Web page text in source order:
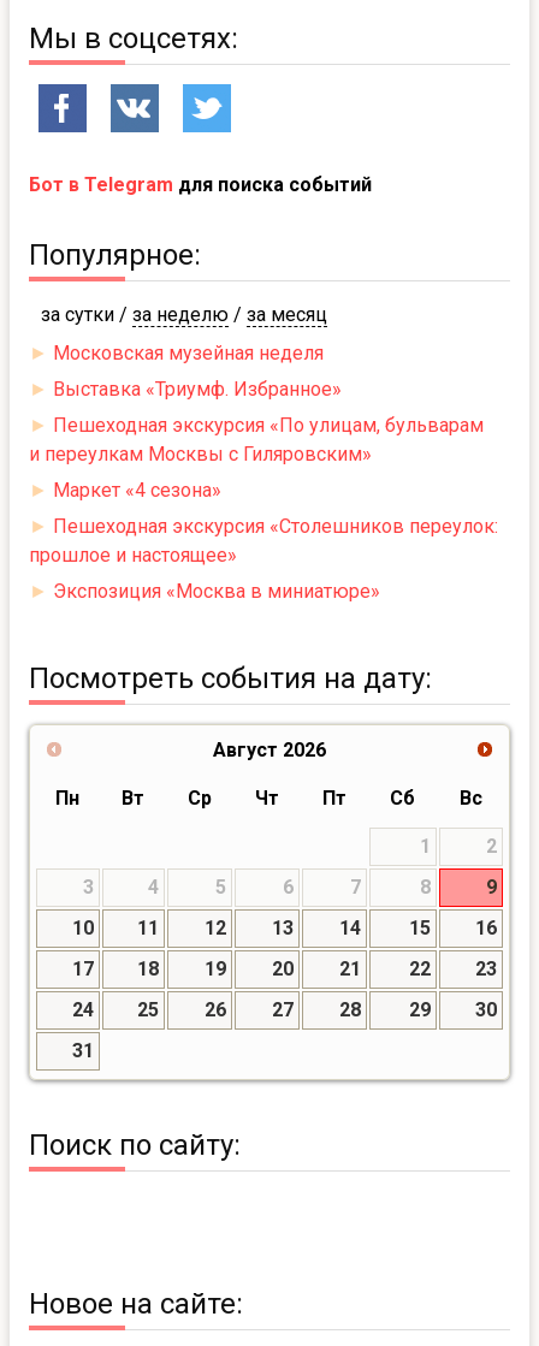
Мы в соцсетях:
Бот в Telegram для поиска событий
Популярное:
за сутки / за неделю / за месяц
► Московская музейная неделя
► Выставка «Триумф. Избранное»
► Пешеходная экскурсия «По улицам, бульварам
и переулкам Москвы с Гиляровским»
► Маркет «4 сезона»
► Пешеходная экскурсия «Столешников переулок:
прошлое и настоящее»
► Экспозиция «Москва в миниатюре»
Посмотреть события на дату:
Август 2026
Пн Вт Ср Чт Пт Сб Вс
1
2
3
4 5 6 7 8
9
10
11 12 13 14 15
16
17
18 19 20 21 22
23
24
25 26 27 28 29
30
31
Поиск по сайту:
Новое на сайте: